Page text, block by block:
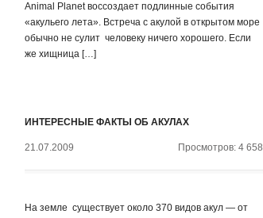
Animal Planet воссоздает подлинные события
«акульего лета». Встреча с акулой в открытом море
обычно не сулит человеку ничего хорошего. Если
же хищница […]
ИНТЕРЕСНЫЕ ФАКТЫ ОБ АКУЛАХ
21.07.2009 Просмотров: 4 658
На земле существует около 370 видов акул — от